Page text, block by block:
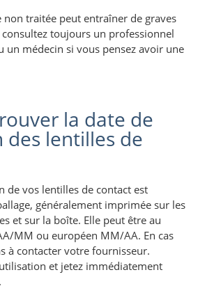
traitée peut entraîner de graves
toujours un professionnel
un médecin si vous pensez avoir une
la date de
lentilles de
de vos lentilles de contact est
généralement imprimée sur les
et sur la boîte. Elle peut être au
MM ou européen MM/AA. En cas
à contacter votre fournisseur.
et jetez immédiatement